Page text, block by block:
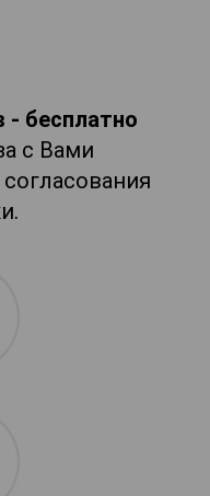
- бесплатно
с Вами